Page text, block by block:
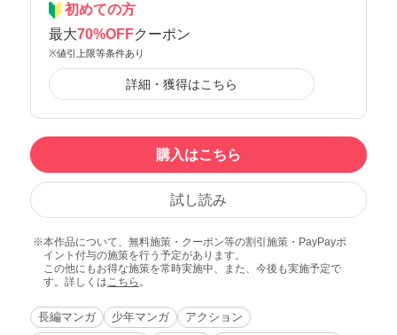
初めての方
最大70%OFFクーポン
※値引上限等条件あり
詳細・獲得はこちら
購入はこちら
試し読み
本作品について、無料施策・クーポン等の割引施策・PayPayポ
イント付与の施策を行う予定があります。
この他にもお得な施策を常時実施中、また、今後も実施予定で
す。詳しくはこちら 。
長編マンガ 少年マンガ
アクション